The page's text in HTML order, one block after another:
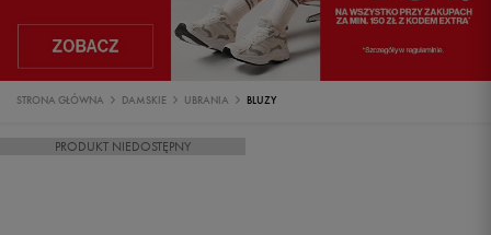
STRONA GŁÓWNA DAMSKIE UBRANIA BLUZY
PRODUKT NIEDOSTĘPNY